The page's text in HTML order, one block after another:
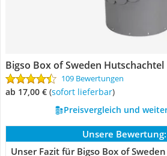
Bigso Box of Sweden Hutschachtel
109 Bewertungen
ab 17,00 € ( Sofort lieferbar)
Preisvergleich und
Unsere Bewertung:
Unser Fazit für Bigso Box of